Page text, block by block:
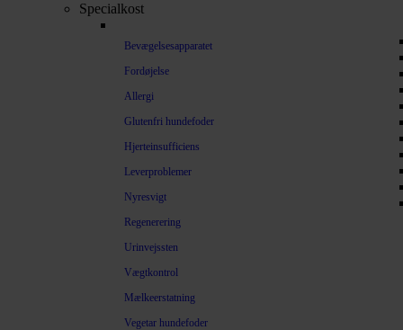
Specialkost
Bevægelsesapparatet
Fordøjelse
Allergi
Glutenfri hundefoder
Hjerteinsufficiens
Leverproblemer
Nyresvigt
Regenerering
Urinvejssten
Vægtkontrol
Mælkeerstatning
Vegetar hundefoder